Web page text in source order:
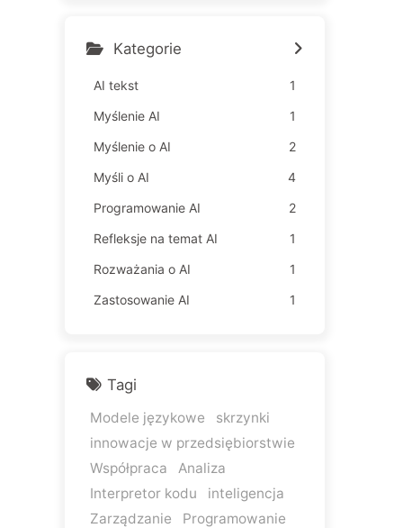
ymi – Powoli uczymy się AI
Kategorie
AI tekst
1
Myślenie AI
1
Myślenie o AI
2
Myśli o AI
4
Programowanie AI
2
Refleksje na temat AI
1
Rozważania o AI
1
Zastosowanie AI
1
Tagi
Modele językowe
skrzynki
innowacje w przedsiębiorstwie
Współpraca
Analiza
Interpretor kodu
inteligencja
Zarządzanie
Programowanie